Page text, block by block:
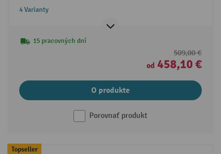
4 Varianty
15 pracovných dní
509,00 €
od 458,10 €
O produkte
Porovnať produkt
Topseller